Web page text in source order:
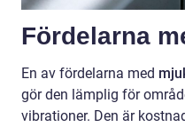
Fördelarna
En av fördelarna med
gör den lämplig för
vibrationer. Den är